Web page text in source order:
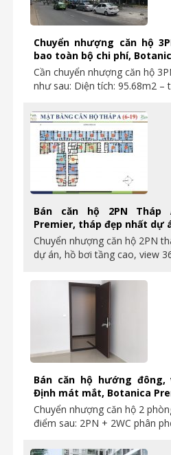
Chuyển nhượng căn hộ
bao toàn bộ chi phí,
Cần chuyển nhượng căn hộ
như sau: Diện tích: 95.68m2 –
Bán căn hộ 2PN Tháp
Premier, tháp đẹp nhất dự
Chuyển nhượng căn hộ 2PN
dự án, hồ bơi tầng cao, view
Bán căn hộ hướng đông,
Định mát mắt, Botanica
Chuyển nhượng căn hộ 2
điểm sau: 2PN + 2WC phân